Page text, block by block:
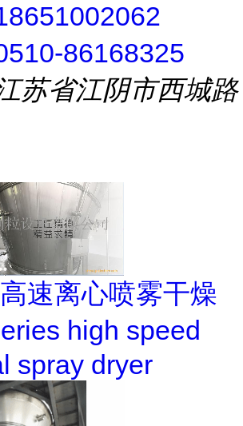
86168325
苏省江阴市西城路
速离心喷雾干燥
high speed
spray dryer